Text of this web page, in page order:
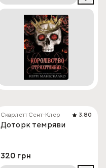
Скарлетт Сент-Клер 3.80
Доторк темряви
320 грн